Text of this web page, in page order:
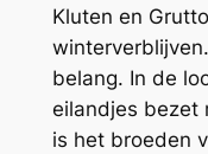
Kluten en
belang. In de
eilandjes bezet
is het broeden